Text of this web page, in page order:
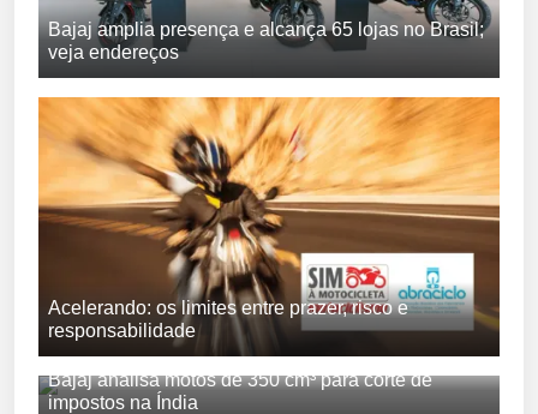
Bajaj amplia presença e alcança 65 lojas no Brasil;
veja endereços
Acelerando: os limites entre prazer, risco e
responsabilidade
Bajaj analisa motos de 350 cm³ para corte de
impostos na Índia